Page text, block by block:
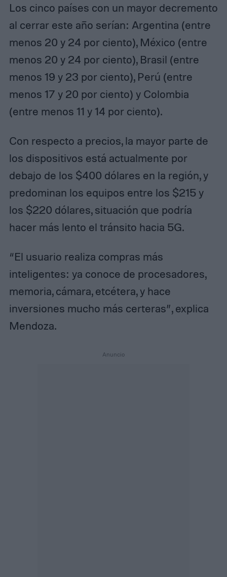
Los cinco países con un mayor decremento
al cerrar este año serían: Argentina (entre
menos 20 y 24 por ciento), México (entre
menos 20 y 24 por ciento), Brasil (entre
menos 19 y 23 por ciento), Perú (entre
menos 17 y 20 por ciento) y Colombia
(entre menos 11 y 14 por ciento).
Con respecto a precios, la mayor parte de
los dispositivos está actualmente por
debajo de los $400 dólares en la región, y
predominan los equipos entre los $215 y
los $220 dólares, situación que podría
hacer más lento el tránsito hacia 5G.
“El usuario realiza compras más
inteligentes: ya conoce de procesadores,
memoria, cámara, etcétera, y hace
inversiones mucho más certeras”, explica
Mendoza.